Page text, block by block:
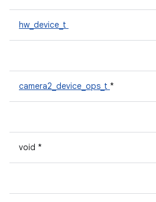
hw_device_t
camera2_device_ops_t *
void *